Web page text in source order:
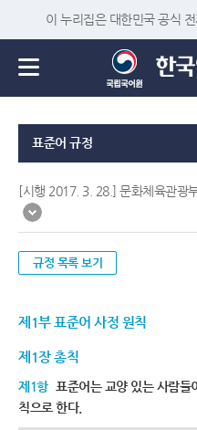
이 누리집은 대한민국 공식
표준어 규정
[시행 2017. 3. 28.] 문화체육관광
규정 목록 보기
제1부 표준어 사정 원칙
제1장 총칙
제1항 표준어는 교양 있는 사람들
칙으로 한다.